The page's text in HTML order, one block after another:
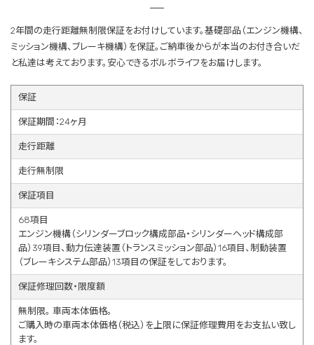
2年間の走行距離無制限保証をお付けしています。基礎部品（エンジン機構、
ミッション機構、ブレーキ機構）を保証。ご納車後からが本当のお付き合いだ
と私達は考えております。安心できるボルボライフをお届けします。
保証
保証期間：24ヶ月
走行距離
走行無制限
保証項目
68項目
エンジン機構（シリンダーブロック構成部品・シリンダーヘッド構成部
品）39項目、動力伝達装置（トランスミッション部品）16項目、制動装置
（ブレーキシステム部品）13項目の保証をしております。
保証修理回数・限度額
無制限。 車両本体価格。
ご購入時の車両本体価格（税込）を上限に保証修理費用をお支払い致し
ます。